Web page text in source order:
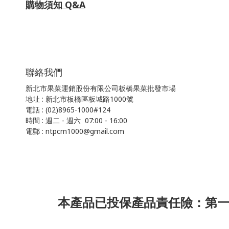
購物須知 Q&A
聯絡我們
新北市果菜運銷股份有限公司板橋果菜批發市場
地址 : 新北市板橋區板城路1000號
電話 : (02)8965-1000#124
時間 : 週二 - 週六 07:00 - 16:00
電郵 : ntpcm1000@gmail.com
本產品已投保產品責任險：第